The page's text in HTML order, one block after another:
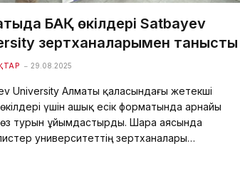
БАҚ өкілдері Satbayev
зертханаларымен танысты
29.08.2025
University Алматы қаласындағы жетекші
үшін ашық есік форматында арнайы
турын ұйымдастырды. Шара аясында
университеттің зертханалары…